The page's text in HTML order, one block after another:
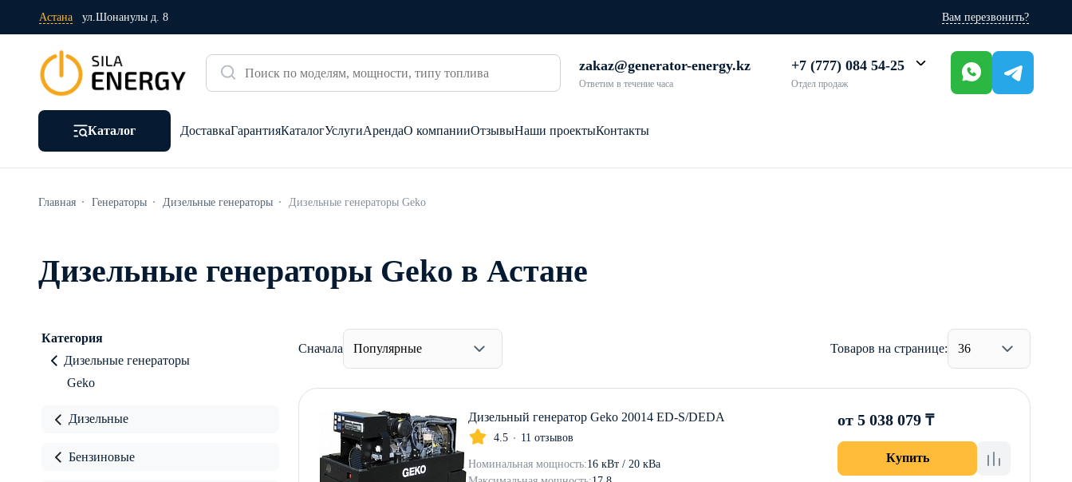
Астана ул.Шонанулы д. 8 Вам перезвонить?
zakaz@generator-energy.kz
Ответим в течение часа
+7 (777) 084 54-25
Отдел продаж
Каталог ДоставкаГарантияКаталогУслугиАрендаО компанииОтзывыНаши проектыКонтакты
Главная Генераторы Дизельные генераторы Дизельные генераторы Geko
Дизельные генераторы Geko в Астане
Категория
Дизельные генераторы
Geko
Дизельные
Бензиновые
Сначала Популярные Товаров на странице: 36
Дизельный генератор Geko 20014 ED-S/DEDA
4.5 11 отзывов
Номинальная мощность:16 кВт / 20 кВа
от 5 038 079 ₸
Купить